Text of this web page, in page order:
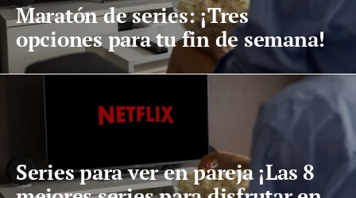
Maratón de series: ¡Tres
opciones para tu fin de semana!
Series para ver en pareja ¡Las 8